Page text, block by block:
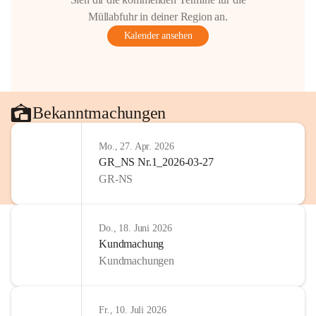
Müllabfuhr in deiner Region an.
Kalender ansehen
Bekanntmachungen
Mo., 27. Apr. 2026
GR_NS Nr.1_2026-03-27
GR-NS
Do., 18. Juni 2026
Kundmachung
Kundmachungen
Fr., 10. Juli 2026